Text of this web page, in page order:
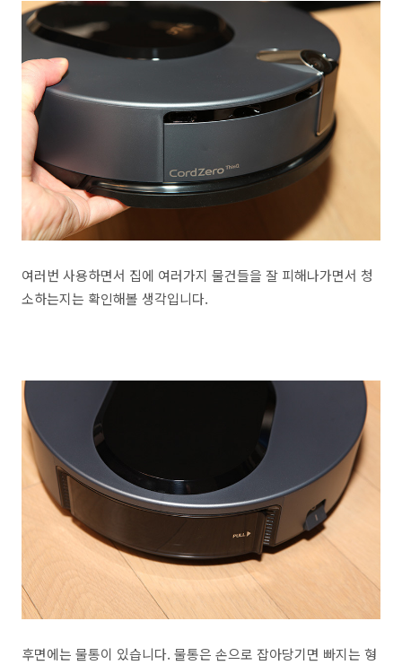
여러번 사용하면서 집에 여러가지 물건들을 잘 피해나가면서 청
소하는지는 확인해볼 생각입니다.
후면에는 물통이 있습니다. 물통은 손으로 잡아당기면 빠지는 형